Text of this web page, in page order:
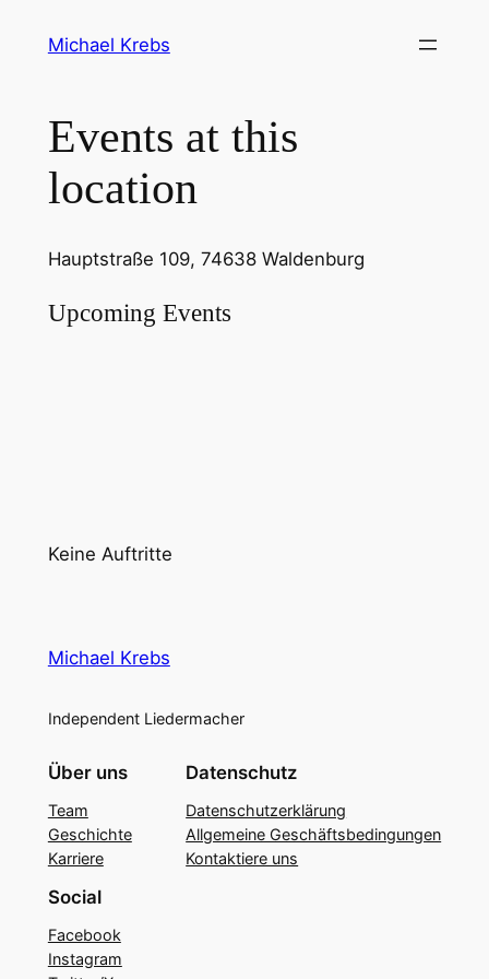
Michael Krebs
Events at this
location
Hauptstraße 109, 74638 Waldenburg
Upcoming Events
Keine Auftritte
Michael Krebs
Independent Liedermacher
Über uns
Team
Geschichte
Karriere
Datenschutz
Datenschutzerklärung
Allgemeine Geschäftsbedingungen
Kontaktiere uns
Social
Facebook
Instagram